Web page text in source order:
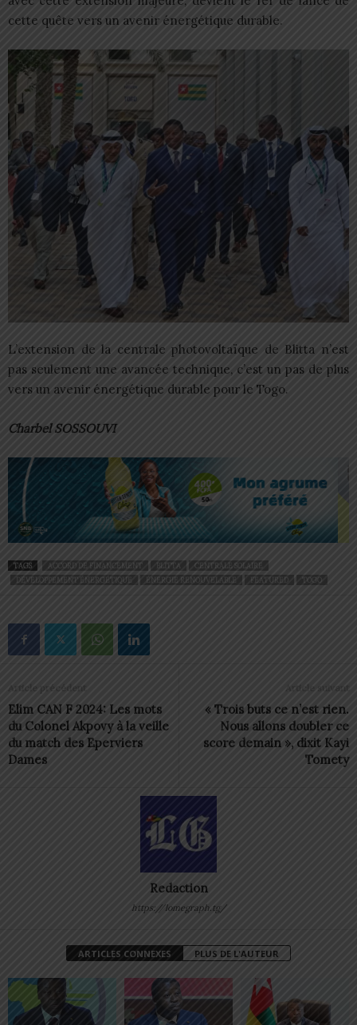
cette quête vers un avenir énergétique durable.
L’extension de la centrale photovoltaïque de Blitta n’est
pas seulement une avancée technique, c’est un pas de plus
vers un avenir énergétique durable pour le Togo.
Charbel SOSSOUVI
TAGS ACCORD DE FINANCEMENT BLITTA
CENTRALE SOLAIRE
DÉVELOPPEMENT ÉNERGÉTIQUE
ÉNERGIE RENOUVELABLE FEATURED TOGO
Article précédent
Elim CAN F 2024: Les mots
du Colonel Akpovy à la veille
du match des Eperviers
Dames
Article suivant
« Trois buts ce n’est rien.
Nous allons doubler ce
score demain », dixit Kayi
Tomety
Redaction
https://lomegraph.tg/
ARTICLES CONNEXES PLUS DE L'AUTEUR